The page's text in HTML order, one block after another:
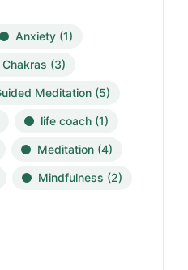
Anxiety (1)
Chakras (3)
Meditation (5)
life coach (1)
Meditation (4)
Mindfulness (2)